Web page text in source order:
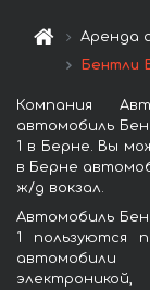
Аренда
Бентли
Компания
автомобиль
1 в Берне. Вы
в Берне
ж/д вокзал.
Автомобиль
1 пользуются
автомобили